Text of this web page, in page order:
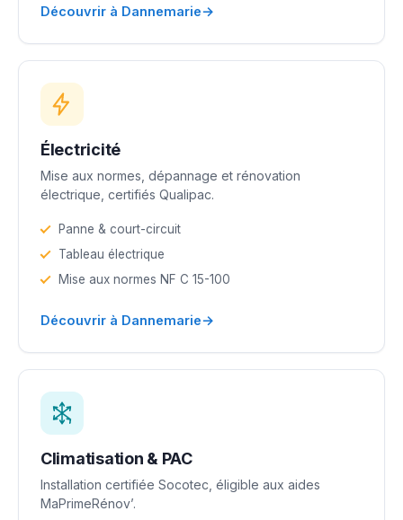
Découvrir à Dannemarie→
Électricité
Mise aux normes, dépannage et rénovation
électrique, certifiés Qualipac.
Panne & court-circuit
Tableau électrique
Mise aux normes NF C 15-100
Découvrir à Dannemarie→
Climatisation & PAC
Installation certifiée Socotec, éligible aux aides
MaPrimeRénov’.